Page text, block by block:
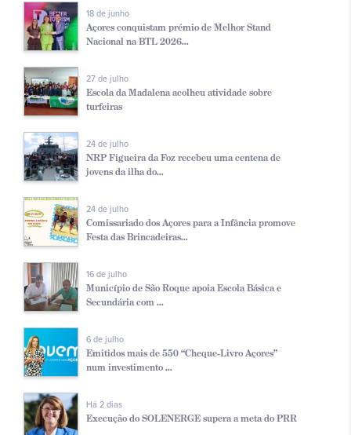
18 de junho
Açores conquistam prémio de Melhor Stand
Nacional na BTL 2026...
27 de julho
Escola da Madalena acolheu atividade sobre
turfeiras
24 de julho
NRP Figueira da Foz recebeu uma centena de
jovens da ilha do...
24 de julho
Comissariado dos Açores para a Infância promove
Festa das Brincadeiras...
16 de julho
Município de São Roque apoia Escola Básica e
Secundária com ...
6 de julho
Emitidos mais de 550 “Cheque-Livro Açores”
num investimento ...
Há 2 dias
Execução do SOLENERGE supera a meta do PRR